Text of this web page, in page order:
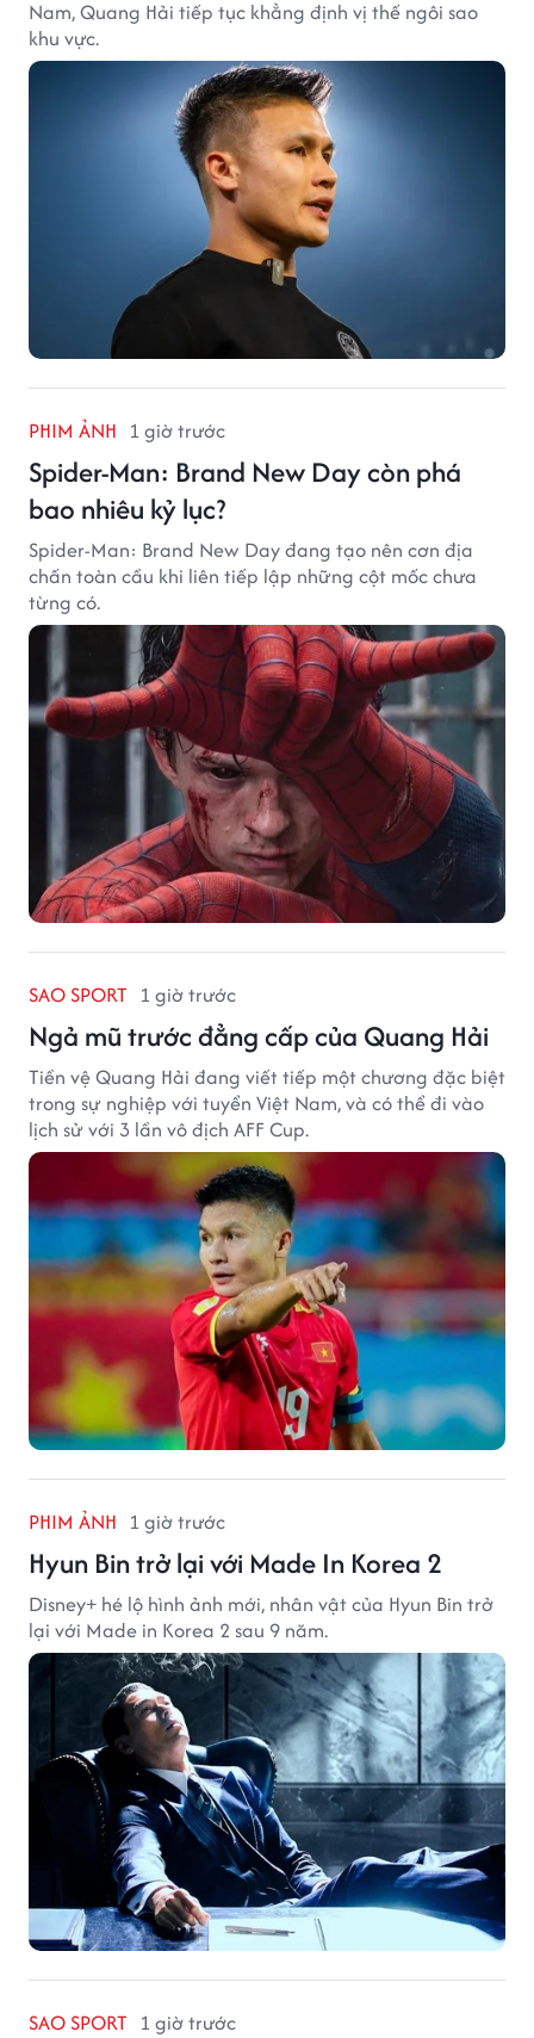
Nam, Quang Hải tiếp tục khẳng định vị thế ngôi sao
khu vực.
PHIM ẢNH 1 giờ trước
Spider-Man: Brand New Day còn phá
bao nhiêu kỷ lục?
Spider-Man: Brand New Day đang tạo nên cơn địa
chấn toàn cầu khi liên tiếp lập những cột mốc chưa
từng có.
SAO SPORT 1 giờ trước
Ngả mũ trước đẳng cấp của Quang Hải
Tiền vệ Quang Hải đang viết tiếp một chương đặc biệt
trong sự nghiệp với tuyển Việt Nam, và có thể đi vào
lịch sử với 3 lần vô địch AFF Cup.
PHIM ẢNH 1 giờ trước
Hyun Bin trở lại với Made In Korea 2
Disney+ hé lộ hình ảnh mới, nhân vật của Hyun Bin trở
lại với Made in Korea 2 sau 9 năm.
SAO SPORT 1 giờ trước